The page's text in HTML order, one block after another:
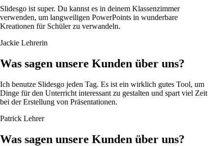
Slidesgo ist super. Du kannst es in deinem Klassenzimmer
verwenden, um langweiligen PowerPoints in wunderbare
Kreationen für Schüler zu verwandeln.
Jackie Lehrerin
Was sagen unsere Kunden über uns?
Ich benutze Slidesgo jeden Tag. Es ist ein wirklich gutes Tool, um
Dinge für den Unterricht interessant zu gestalten und spart viel Zeit
bei der Erstellung von Präsentationen.
Patrick Lehrer
Was sagen unsere Kunden über uns?